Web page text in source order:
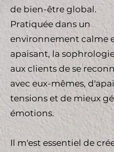
de bien-être global.
Pratiquée dans un
environnement calme
apaisant, la
aux clients de se
avec eux-mêmes,
tensions et de mieux
émotions.
Il m'est essentiel de